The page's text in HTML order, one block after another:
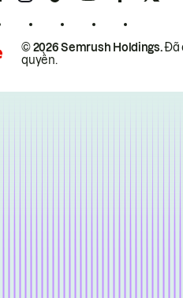
© 2026 Semrush Holdings.Đã
quyền.